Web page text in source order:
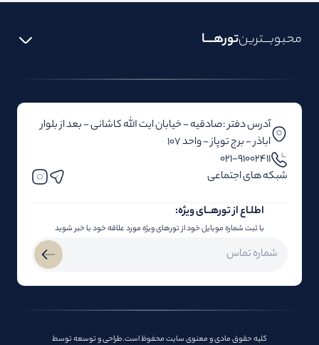
محبوبـــترینتورهــــا
آدرس دفتر :صادقیه - خیابان ایت الله کاشانی - بعد از بلوار‌‌
اباذر - برج توپاز - واحد 107
۰۲۱-91002411
شبکه های اجتماعی
اطلـاع از تور‌هــای ویژه:
با ثبت شماره موبایل خود از تورهای ویژه مورد علاقه خود با خبر شوید
کلیه حقوق مادی و معنوی سایت محفوظ است.طراحی و توسعه توسط